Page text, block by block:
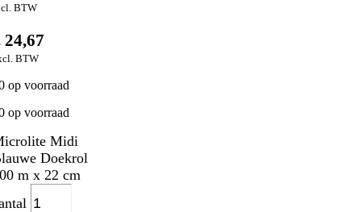
BTW
24,67
BTW
op voorraad
op voorraad
Midi
Doekrol
m x 22 cm